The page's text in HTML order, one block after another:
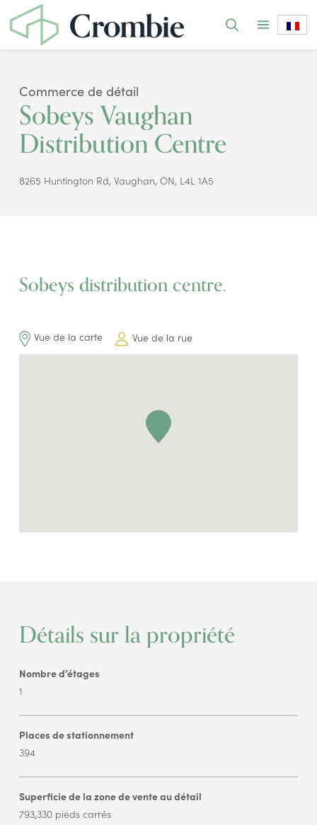
Commerce de détail
Sobeys Vaughan
Distribution Centre
8265 Huntington Rd, Vaughan, ON, L4L 1A5
Sobeys distribution centre.
Vue de la carte Vue de la rue
Détails sur la propriété
Nombre d’étages
1
Places de stationnement
394
Superficie de la zone de vente au détail
793,330 pieds carrés